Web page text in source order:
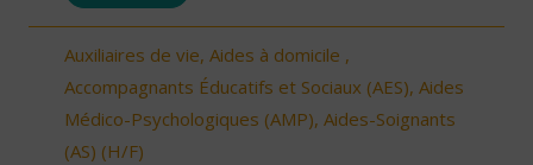
Auxiliaires de vie, Aides à domicile ,
Accompagnants Éducatifs et Sociaux (AES), Aides
Médico-Psychologiques (AMP), Aides-Soignants
(AS) (H/F)